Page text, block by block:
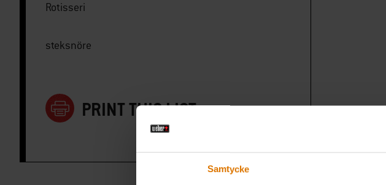
Samtycke
Rotisseri
steksnöre
PRINT THIS LIST